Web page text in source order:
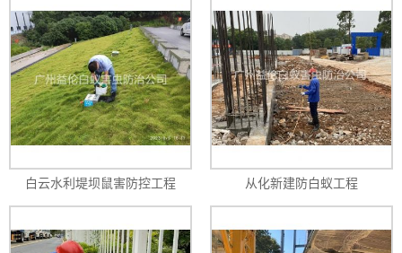
白云水利堤坝鼠害防控工程 从化新建防白蚁工程